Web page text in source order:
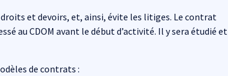
et devoirs, et, ainsi, évite les litiges. Le contrat
au CDOM avant le début d’activité. Il y sera étudié et
de contrats :